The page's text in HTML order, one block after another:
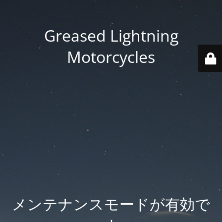
Greased Lightning
Motorcycles
メンテナンスモードが有効で